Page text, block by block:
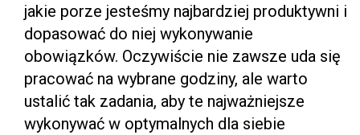
jakie porze jesteśmy najbardziej produktywni i
dopasować do niej wykonywanie
obowiązków. Oczywiście nie zawsze uda się
pracować na wybrane godziny, ale warto
ustalić tak zadania, aby te najważniejsze
wykonywać w optymalnych dla siebie